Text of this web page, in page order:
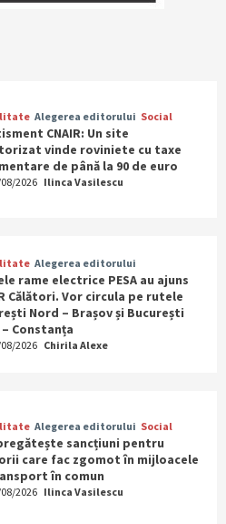
Alegerea editorului Social
CNAIR: Un site
vinde roviniete cu taxe
de până la 90 de euro
2026 Ilinca Vasilescu
Alegerea editorului
rame electrice PESA au ajuns
Călători. Vor circula pe rutele
Nord – Brașov și București
Constanța
2026 Chirila Alexe
Alegerea editorului Social
sancțiuni pentru
care fac zgomot în mijloacele
în comun
2026 Ilinca Vasilescu